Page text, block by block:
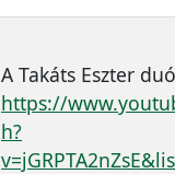
A Takáts Eszter
https://
h?